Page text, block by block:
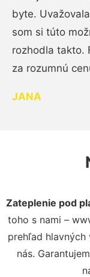
byte.
som si túto
rozhodla takto.
za rozumnú
JANA
Zateplenie pod
toho s nami –
prehľad
nás.